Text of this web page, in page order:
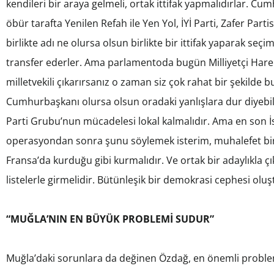
kendileri bir araya gelmeli, ortak ittifak yapmalıdırlar.
öbür tarafta Yenilen Refah ile Yen Yol, İYİ Parti, Zafer
birlikte adı ne olursa olsun birlikte bir ittifak yaparak
transfer ederler. Ama parlamentoda bugün Milliyetçi
milletvekili çıkarırsanız o zaman siz çok rahat bir şekilde
Cumhurbaşkanı olursa olsun oradaki yanlışlara dur
Parti Grubu’nun mücadelesi lokal kalmalıdır. Ama en son
operasyondan sonra şunu söylemek isterim, muhalefet
Fransa’da kurduğu gibi kurmalıdır. Ve ortak bir adaylıkla
listelerle girmelidir. Bütünleşik bir demokrasi cephesi
“MUĞLA’NIN EN BÜYÜK PROBLEMİ SUDUR”
Muğla’daki sorunlara da değinen Özdağ, en önemli